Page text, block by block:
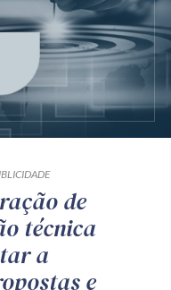
de
técnica
a
e